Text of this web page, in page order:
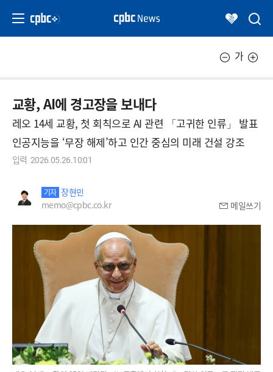
가
교황, AI에 경고장을 보내다
레오 14세 교황, 첫 회칙으로 AI 관련 「고귀한 인류」 발표
인공지능을 ‘무장 해제’하고 인간 중심의 미래 건설 강조
입력 2026.05.26.10:01
기자 장현민
memo@cpbc.co.kr
메일쓰기